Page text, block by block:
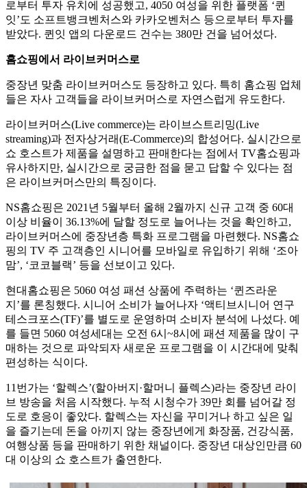
로부터 투자 유치에 성공했고, 4050 여성을 위한 플랫폼 ‘퀸
잇’도 소프트뱅크벤처스와 카카오벤처스 등으로부터 투자를
받았다. 퀸잇 앱의 다운로드 건수는 380만 건을 넘어섰다.
홈쇼핑에서 라이브커머스로
중장년 맞춤 라이브커머스도 등장하고 있다. 특히 홈쇼핑 업체
들은 자사 고객들을 라이브커머스로 자연스럽게 유도한다.
라이브커머스(Live commerce)는 라이브스트리밍(Live
streaming)과 전자상거래(E-Commerce)의 합성어다. 실시간으로
쇼 호스트가 제품을 설명하고 판매한다는 점에서 TV홈쇼핑과
유사하지만, 실시간으로 궁금한 점을 묻고 답할 수 있다는 점
은 라이브커머스만의 특징이다.
NS홈쇼핑은 2021년 5월부터 올해 2월까지 신규 고객 중 60대
이상 비율이 36.13%에 달할 정도로 늘어나는 것을 확인하고,
라이브커머스에 중장년층 특화 프로그램을 마련했다. NS홈쇼
핑의 TV 주 고객층인 시니어를 모바일로 유입하기 위해 ‘조아
맘’, ‘코코블랙’ 등을 선보이고 있다.
현대홈쇼핑은 5060 여성 패션 상품에 주력하는 ‘퀸즈라운
지’를 론칭했다. 시니어 소비가 늘어나자 ‘액티브시니어 연구
테스크포스(TF)’를 별도로 운영하며 소비자 분석에 나섰다. 예
를 들면 5060 여성세대는 오전 6시~8시에 패션 제품을 많이 구
매하는 것으로 파악되자 새로운 프로그램을 이 시간대에 맞춰
편성하는 식이다.
11번가는 ‘할렉스’(할아버지·할머니 플렉스)라는 중장년 라이
브 방송을 처음 시작했다. 누적 시청수가 39만 회를 넘어갈 정
도로 호응이 좋았다. 할렉스는 자신을 꾸미거나 하고 싶은 일
을 즐기는데 돈을 아끼지 않는 중장년에게 화장품, 건강식품,
여행상품 등을 판매하기 위한 채널이다. 중장년 대상인만큼 60
대 이상의 쇼 호스트가 출연한다.